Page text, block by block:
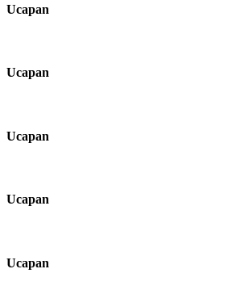
Ucapan
Ucapan
Ucapan
Ucapan
Ucapan